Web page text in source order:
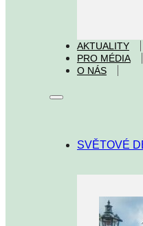
AKTUALITY
PRO MÉDIA
O NÁS
SVĚTOVÉ